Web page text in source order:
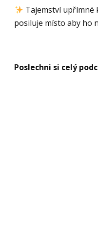
Tajemství upřímné
posiluje místo aby ho
Poslechni si celý